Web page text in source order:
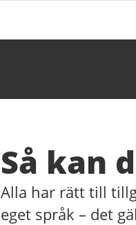
Så kan
Alla har rätt till
eget språk – det